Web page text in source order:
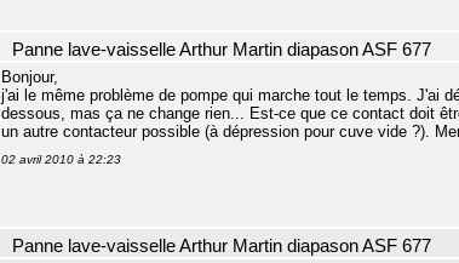
Panne lave-vaisselle Arthur Martin diapason ASF 677
Bonjour,
j'ai le même problème de pompe qui marche tout le temps. J'ai
dessous, mas ça ne change rien... Est-ce que ce contact doit
un autre contacteur possible (à dépression pour cuve vide ?).
02 avril 2010 à 22:23
Panne lave-vaisselle Arthur Martin diapason ASF 677